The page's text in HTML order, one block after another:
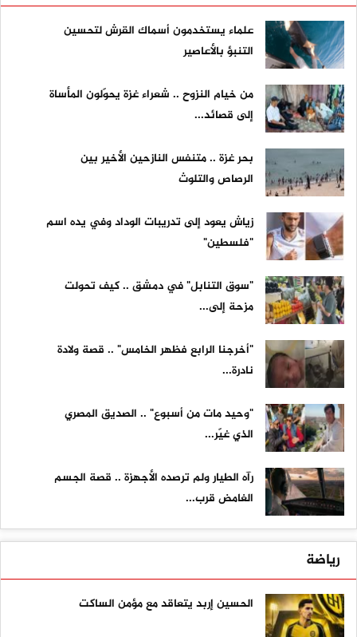
علماء يستخدمون أسماك القرش لتحسين
التنبؤ بالأعاصير
من خيام النزوح .. شعراء غزة يحوّلون المأساة
إلى قصائد...
بحر غزة .. متنفس النازحين الأخير بين
الرصاص والتلوث
زياش يعود إلى تدريبات الوداد وفي يده اسم
"فلسطين"
"سوق التنابل" في دمشق .. كيف تحولت
مزحة إلى...
"أخرجنا الرابع فظهر الخامس" .. قصة ولادة
نادرة...
"وحيد مات من أسبوع" .. الصديق المصري
الذي غيّر...
رآه الطيار ولم ترصده الأجهزة .. قصة الجسم
الغامض قرب...
رياضة
الحسين إربد يتعاقد مع مؤمن الساكت